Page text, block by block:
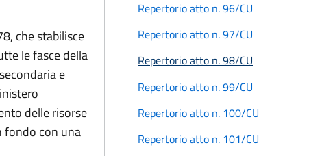
che stabilisce
le fasce della
e
delle risorse
fondo con una
Repertorio atto n. 96/CU
Repertorio atto n. 97/CU
Repertorio atto n. 98/CU
Repertorio atto n. 99/CU
Repertorio atto n. 100/CU
Repertorio atto n. 101/CU